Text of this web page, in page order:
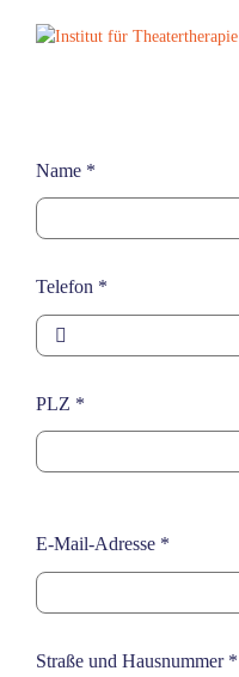
Inhalt
Name *
Telefon *
PLZ *
E-Mail-Adresse *
Straße und Hausnummer *